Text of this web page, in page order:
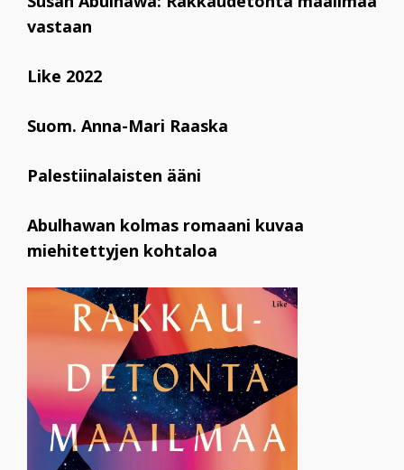
vastaan
Like 2022
Suom. Anna-Mari Raaska
Palestiinalaisten ääni
Abulhawan kolmas romaani kuvaa
miehitettyjen kohtaloa